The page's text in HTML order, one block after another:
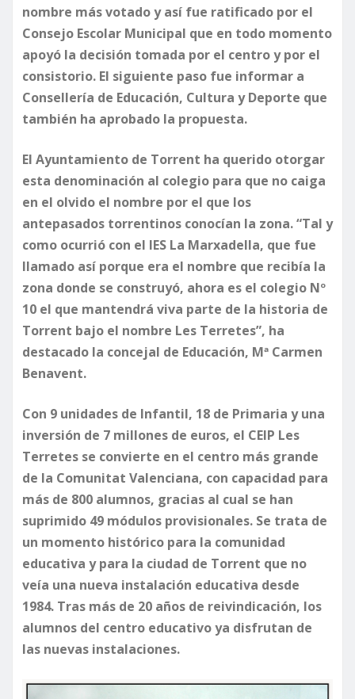
nombre más votado y así fue ratificado por el
Consejo Escolar Municipal que en todo momento
apoyó la decisión tomada por el centro y por el
consistorio. El siguiente paso fue informar a
Consellería de Educación, Cultura y Deporte que
también ha aprobado la propuesta.
​El Ayuntamiento de Torrent ha querido otorgar
esta denominación al colegio para que no caiga
en el olvido el nombre por el que los
antepasados torrentinos conocían la zona. “Tal y
como ocurrió con el IES La Marxadella, que fue
llamado así porque era el nombre que recibía la
zona donde se construyó, ahora es el colegio Nº
10 el que mantendrá viva parte de la historia de
Torrent bajo el nombre Les Terretes”, ha
destacado la concejal de Educación, Mª Carmen
Benavent.
​Con 9 unidades de Infantil, 18 de Primaria y una
inversión de 7 millones de euros, el CEIP Les
Terretes se convierte en el centro más grande
de la Comunitat Valenciana, con capacidad para
más de 800 alumnos, gracias al cual se han
suprimido 49 módulos provisionales. Se trata de
un momento histórico para la comunidad
educativa y para la ciudad de Torrent que no
veía una nueva instalación educativa desde
1984. Tras más de 20 años de reivindicación, los
alumnos del centro educativo ya disfrutan de
las nuevas instalaciones.